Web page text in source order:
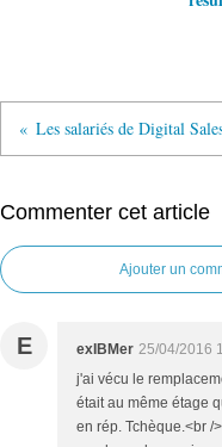
Commenter cet article
Ajouter un
E exIBMer 25/04/2016
j'ai vécu le
était au même étage
en rép. Tchèque.<br /